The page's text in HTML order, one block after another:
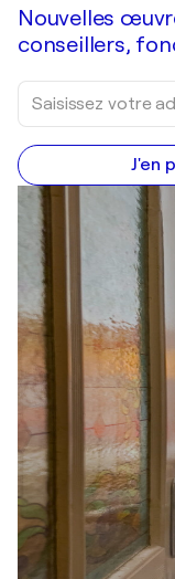
Nouvelles
conseillers,
J'en